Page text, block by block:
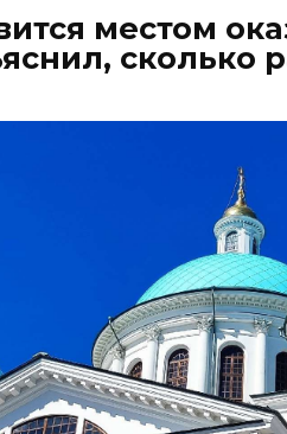
местом
сколько